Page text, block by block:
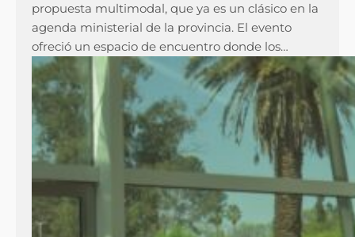
propuesta multimodal, que ya es un clásico en la
agenda ministerial de la provincia. El evento
ofreció un espacio de encuentro donde los…